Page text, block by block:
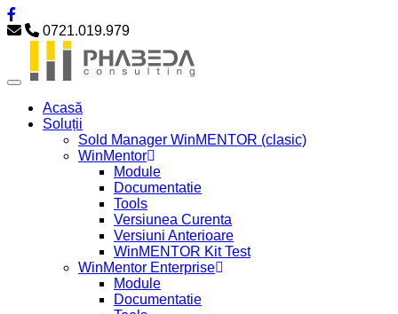
0721.019.979
Acasă
Soluții
Sold Manager WinMENTOR (clasic)
WinMentor
Module
Documentatie
Tools
Versiunea Curenta
Versiuni Anterioare
WinMENTOR Kit Test
WinMentor Enterprise
Module
Documentatie